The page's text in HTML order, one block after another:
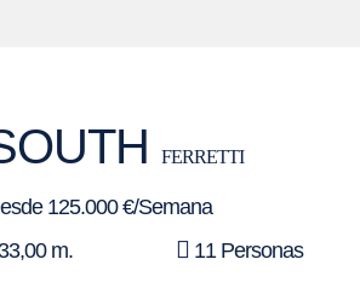
FERRETTI
125.000 €/Semana
33,00 m.
11 Personas